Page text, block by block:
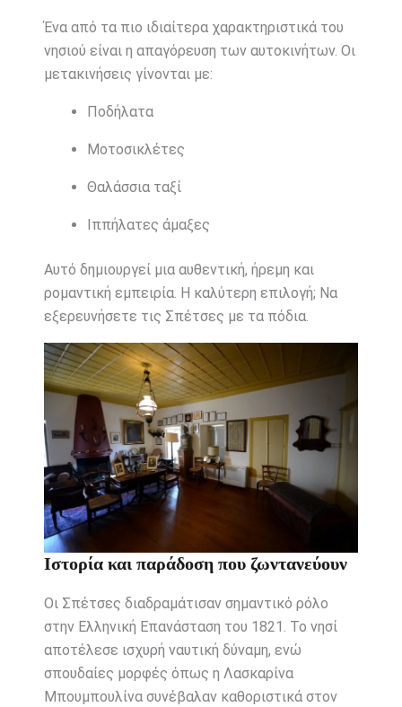
Ένα από τα πιο ιδιαίτερα χαρακτηριστικά του
νησιού είναι η απαγόρευση των αυτοκινήτων. Οι
μετακινήσεις γίνονται με:
Ποδήλατα
Μοτοσικλέτες
Θαλάσσια ταξί
Ιππήλατες άμαξες
Αυτό δημιουργεί μια αυθεντική, ήρεμη και
ρομαντική εμπειρία. Η καλύτερη επιλογή; Να
εξερευνήσετε τις Σπέτσες με τα πόδια.
Ιστορία και παράδοση που ζωντανεύουν
Οι Σπέτσες διαδραμάτισαν σημαντικό ρόλο
στην Ελληνική Επανάσταση του 1821. Το νησί
αποτέλεσε ισχυρή ναυτική δύναμη, ενώ
σπουδαίες μορφές όπως η Λασκαρίνα
Μπουμπουλίνασυνέβαλαν καθοριστικά στον